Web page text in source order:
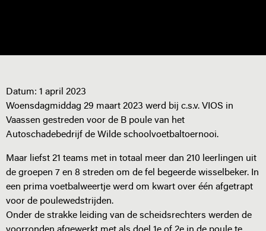
Datum: 1 april 2023
Woensdagmiddag 29 maart 2023 werd bij c.s.v. VIOS in
Vaassen gestreden voor de B poule van het
Autoschadebedrijf de Wilde schoolvoetbaltoernooi.
Maar liefst 21 teams met in totaal meer dan 210 leerlingen uit
de groepen 7 en 8 streden om de fel begeerde wisselbeker. In
een prima voetbalweertje werd om kwart over één afgetrapt
voor de poulewedstrijden.
Onder de strakke leiding van de scheidsrechters werden de